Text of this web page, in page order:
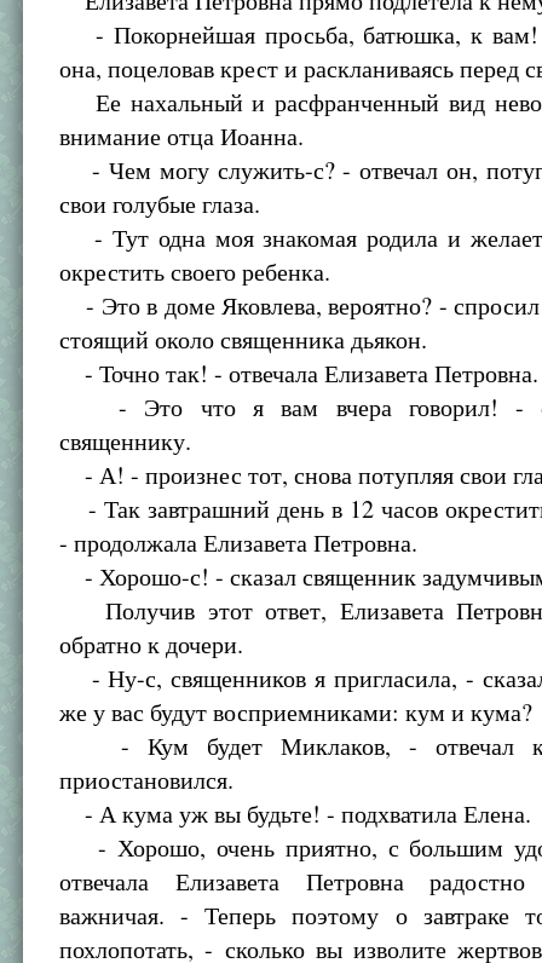
- Покорнейшая просьба, батюшка, к вам!
она, поцеловав крест и раскланиваясь перед
Ее нахальный и расфранченный вид
внимание отца Иоанна.
- Чем могу служить-с? - отвечал он,
свои голубые глаза.
- Тут одна моя знакомая родила и
окрестить своего ребенка.
- Это в доме Яковлева, вероятно? -
стоящий около священника дьякон.
- Точно так! - отвечала Елизавета Петровна.
- Это что я вам вчера говорил! -
священнику.
- А! - произнес тот, снова потупляя свои
- Так завтрашний день в 12 часов
- продолжала Елизавета Петровна.
- Хорошо-с! - сказал священник
Получив этот ответ, Елизавета
обратно к дочери.
- Ну-с, священников я пригласила, -
же у вас будут восприемниками: кум и кума?
- Кум будет Миклаков, - отвечал
приостановился.
- А кума уж вы будьте! - подхватила Елена.
- Хорошо, очень приятно, с большим
отвечала Елизавета Петровна
важничая. - Теперь поэтому о завтраке
похлопотать, - сколько вы изволите